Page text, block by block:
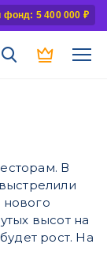
фонд: 5 400 000 ₽
В
нового
высот на
рост. На